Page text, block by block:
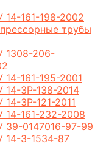
161-198-2002
трубы
1308-206-
161-195-2001
3Р-138-2014
3Р-121-2011
161-232-2008
39-0147016-97-99
14-3-1534-87